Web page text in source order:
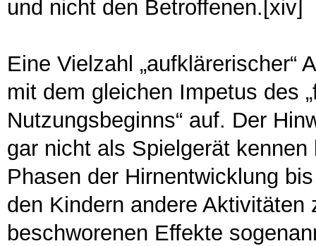
und nicht den Betroffenen.[xiv]
Eine Vielzahl „aufklärerischer“
mit dem gleichen Impetus des
Nutzungsbeginns“ auf. Der
gar nicht als Spielgerät
Phasen der Hirnentwicklung
den Kindern andere
beschworenen Effekte